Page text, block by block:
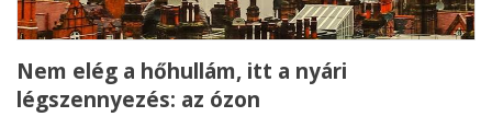
Nem elég a hőhullám, itt a nyári
légszennyezés: az ózon